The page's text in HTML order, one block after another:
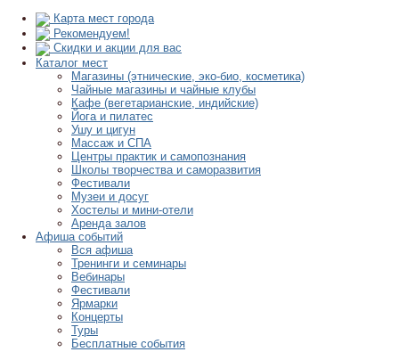
Карта мест города
Рекомендуем!
Скидки и акции для вас
Каталог мест
Магазины (этнические, эко-био, косметика)
Чайные магазины и чайные клубы
Кафе (вегетарианские, индийские)
Йога и пилатес
Ушу и цигун
Массаж и СПА
Центры практик и самопознания
Школы творчества и саморазвития
Фестивали
Музеи и досуг
Хостелы и мини-отели
Аренда залов
Афиша событий
Вся афиша
Тренинги и семинары
Вебинары
Фестивали
Ярмарки
Концерты
Туры
Бесплатные события